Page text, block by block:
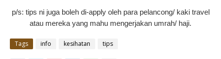
p/s: tips ni juga boleh di-apply oleh para pelancong/ kaki travel
atau mereka yang mahu mengerjakan umrah/ haji.
Tags info kesihatan tips